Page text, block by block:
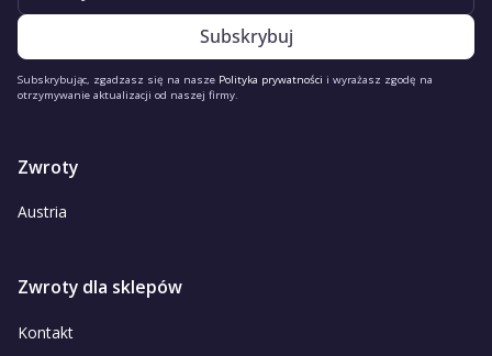
Subskrybując, zgadzasz się na nasze Polityka prywatności i wyrażasz zgodę na
otrzymywanie aktualizacji od naszej firmy.
Zwroty
Austria
Zwroty dla sklepów
Kontakt